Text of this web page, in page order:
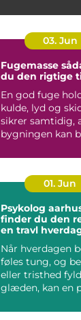
03. Jun
Fugemasse sådan vælger
du den rigtige
En god fuge
kulde, lyd og skidt
sikrer samtidig,
bygningen kan
01. Jun
Psykolog
finder du den
en travl
Når hverdagen
føles tung, og
eller tristhed
glæden, kan en